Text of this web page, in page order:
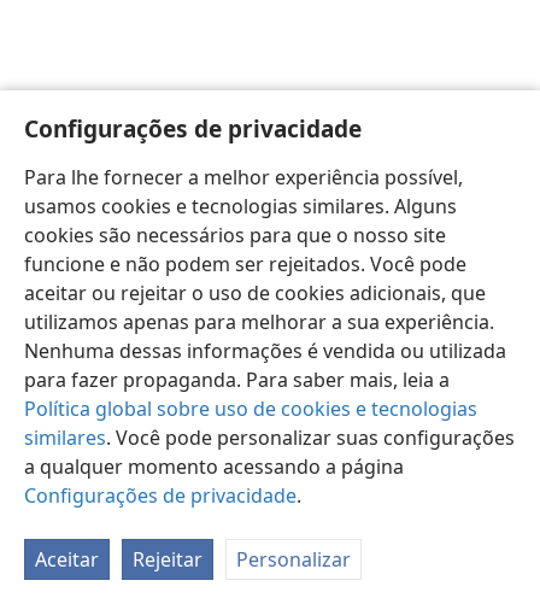
Configurações de privacidade
Para lhe fornecer a melhor experiência possível,
usamos cookies e tecnologias similares. Alguns
cookies são necessários para que o nosso site
funcione e não podem ser rejeitados. Você pode
aceitar ou rejeitar o uso de cookies adicionais, que
utilizamos apenas para melhorar a sua experiência.
Nenhuma dessas informações é vendida ou utilizada
para fazer propaganda. Para saber mais, leia a
Política global sobre uso de cookies e tecnologias
similares. Você pode personalizar suas configurações
a qualquer momento acessando a página
Configurações de privacidade.
Aceitar Rejeitar Personalizar
Português (Brasil) Preferências
Copyright© 2026 Watch Tower Bible and Tract Society of Pennsylvania
Termos de Uso
Política de Privacidade
Configurações de Privacidade
JW.ORG Login